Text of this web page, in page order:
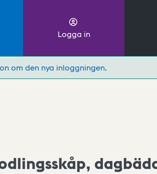
Logga in
om den nya inloggningen.